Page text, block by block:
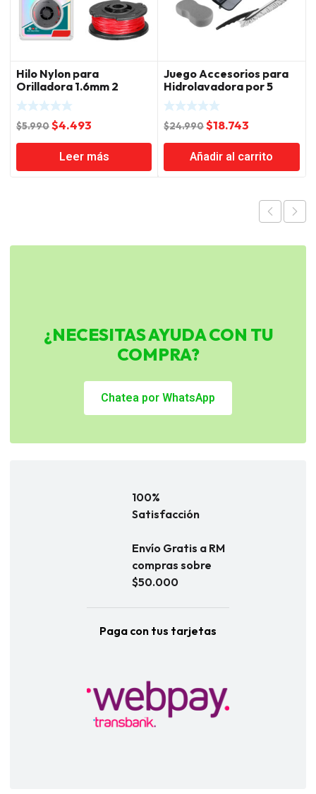
Hilo Nylon para
Orilladora 1.6mm 2
Piezas Total
$5.990El
precio
original
era:
$4.493
precio
actual
es:
Leer más
Juego Accesorios para
Hidrolavadora por 5
Piezas Total
$24.990El
precio
original
era:
$18.743
precio
actual
es:
Añadir al carrito
¿NECESITAS AYUDA CON TU
COMPRA?
Chatea por WhatsApp
100%
Satisfacción
Envío Gratis a RM
compras sobre
$50.000
Paga con tus tarjetas